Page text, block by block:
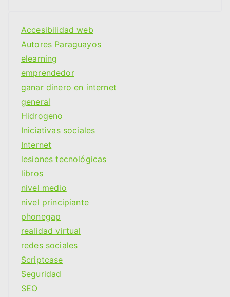
Accesibilidad web
Autores Paraguayos
elearning
emprendedor
ganar dinero en internet
general
Hidrogeno
Iniciativas sociales
Internet
lesiones tecnológicas
libros
nivel medio
nivel principiante
phonegap
realidad virtual
redes sociales
Scriptcase
Seguridad
SEO